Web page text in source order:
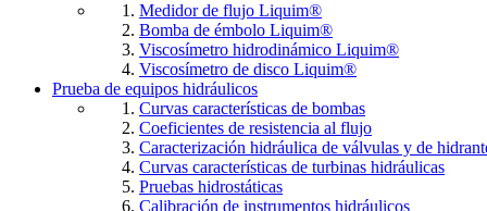
Medidor de flujo Liquim®
Bomba de émbolo Liquim®
Viscosímetro hidrodinámico Liquim®
Viscosímetro de disco Liquim®
Prueba de equipos hidráulicos
Curvas características de bombas
Coeficientes de resistencia al flujo
Caracterización hidráulica de válvulas y de
Curvas características de turbinas hidráulicas
Pruebas hidrostáticas
Calibración de instrumentos hidráulicos